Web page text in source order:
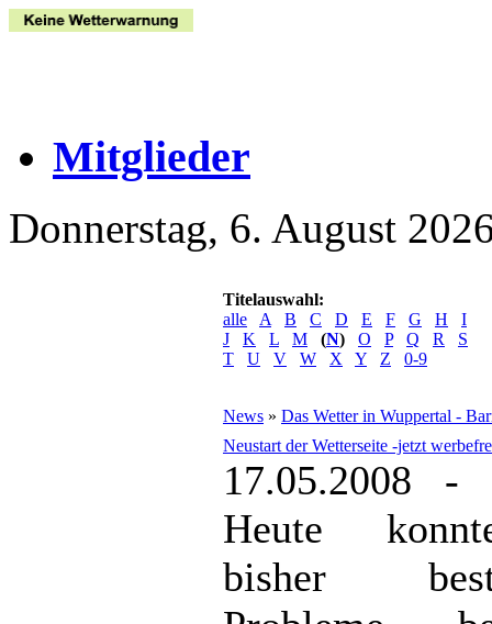
Mitglieder
Donnerstag, 6. August
Titelauswahl:
alle
A B C D E F G H
I
J
K L M (N) O P Q R
S
T
U V W X Y Z 0-9
News » Das Wetter in Wuppertal -
Neustart der Wetterseite -jetzt
17.05.2008 -
Heute
bisher